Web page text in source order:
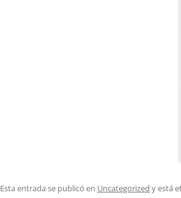
Esta entrada se publicó en Uncategorized y está